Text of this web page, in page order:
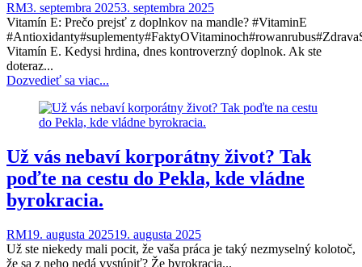
RM3. septembra 20253. septembra 2025
Vitamín E: Prečo prejsť z doplnkov na mandle? #VitaminE
Vitamín E. Kedysi hrdina, dnes kontroverzný doplnok. Ak ste
doteraz...
Dozvedieť sa viac...
Už vás nebaví korporátny život? Tak
poďte na cestu do Pekla, kde vládne
byrokracia.
RM19. augusta 202519. augusta 2025
Už ste niekedy mali pocit, že vaša práca je taký nezmyselný kolotoč,
že sa z neho nedá vystúpiť? Že byrokracia...